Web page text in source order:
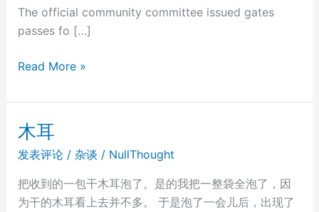
The official community committee issued gates
passes fo […]
A
pass
Read More »
木耳
发表评论 / 杂谈 / NullThought
把收到的一包干木耳泡了。是的我把一整袋全泡了，因
为干的木耳看上去并不多。 于是泡了一会儿后，出现了